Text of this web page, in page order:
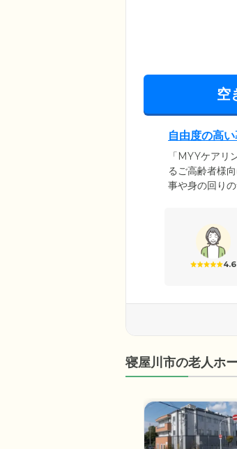
空
自由度の高
「MYYケアリ
るご高齢者様
事や身の回り
り、京阪本線
のお顔を見に
4.6
寝屋川市の老人ホ